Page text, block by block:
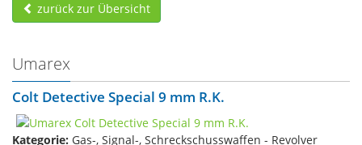
zurück zur Übersicht
Umarex
Colt Detective Special 9 mm R.K.
Kategorie: Gas-, Signal-, Schreckschusswaffen - Revolver